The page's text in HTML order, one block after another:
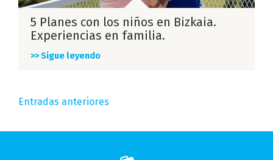
5 Planes con los niños en Bizkaia.
Experiencias en familia.
>> Sigue leyendo
Navegación
de
Entradas anteriores